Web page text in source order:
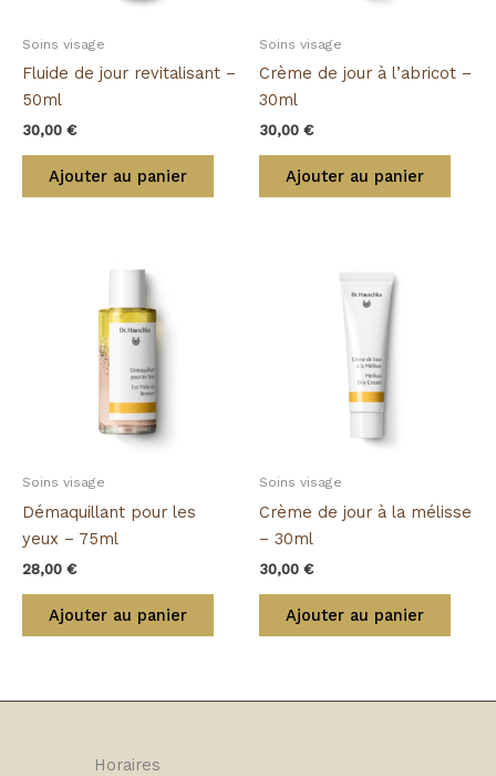
Soins visage
Fluide de jour revitalisant –
50ml
30,00 €
Ajouter au panier
Soins visage
Crème de jour à l’abricot –
30ml
30,00 €
Ajouter au panier
Soins visage
Démaquillant pour les
yeux – 75ml
28,00 €
Ajouter au panier
Soins visage
Crème de jour à la mélisse
– 30ml
30,00 €
Ajouter au panier
Horaires